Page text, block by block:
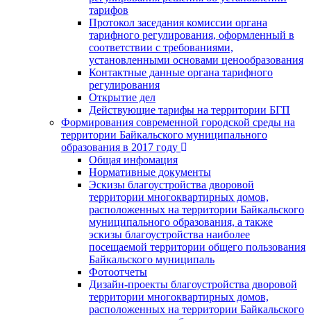
тарифов
Протокол заседания комиссии органа
тарифного регулирования, оформленный в
соответствии с требованиями,
установленными основами ценообразования
Контактные данные органа тарифного
регулирования
Открытие дел
Действующие тарифы на территории БГП
Формирования современной городской среды на
территории Байкальского муниципального
образования в 2017 году
Общая инфомация
Нормативные документы
Эскизы благоустройства дворовой
территории многоквартирных домов,
расположенных на территории Байкальского
муниципального образования, а также
эскизы благоустройства наиболее
посещаемой территории общего пользования
Байкальского муниципаль
Фотоотчеты
Дизайн-проекты благоустройства дворовой
территории многоквартирных домов,
расположенных на территории Байкальского